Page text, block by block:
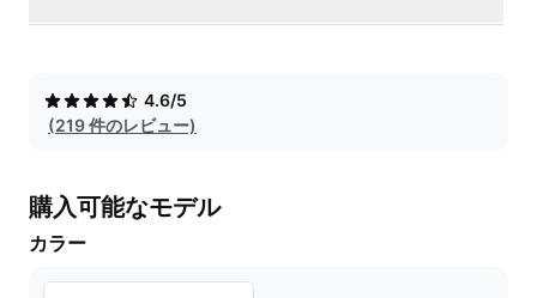
4.6/5
(219 件のレビュー)
購入可能なモデル
カラー